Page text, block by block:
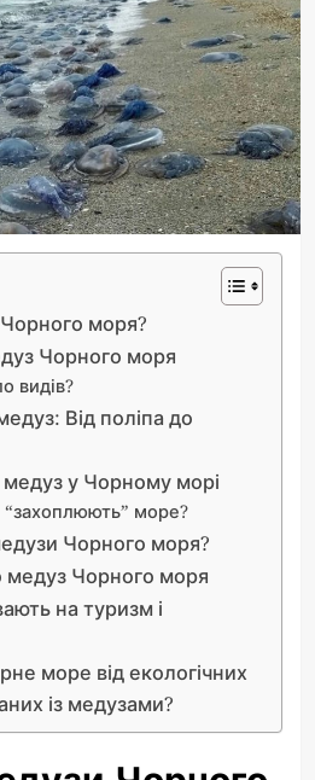
моря?
Чорного моря
видів?
Від поліпа до
медуз у Чорному морі
море?
Чорного моря?
медуз Чорного моря
на туризм і
море від екологічних
із медузами?